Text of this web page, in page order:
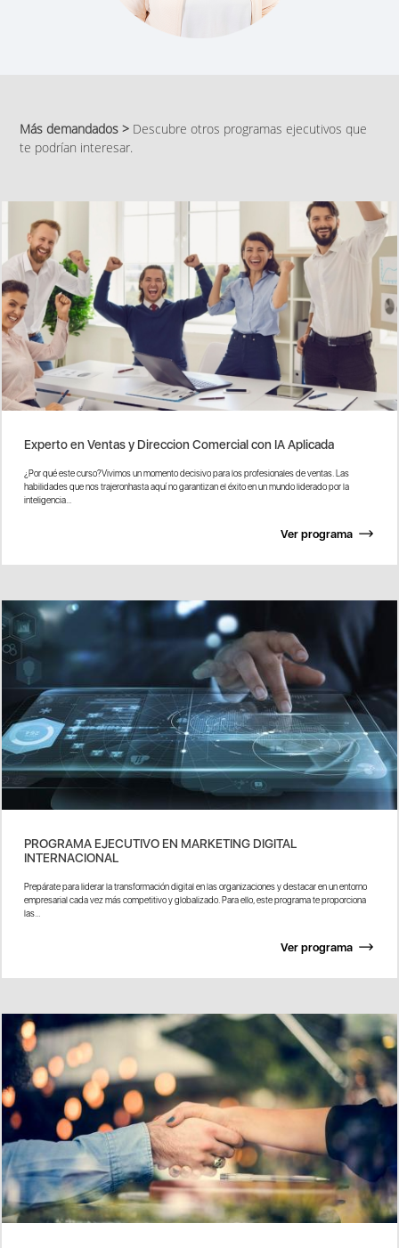
Más demandados > Descubre otros programas ejecutivos que
te podrían interesar.
Experto en Ventas y Direccion Comercial con IA Aplicada
¿Por qué este curso?Vivimos un momento decisivo para los profesionales de ventas. Las
habilidades que nos trajeronhasta aquí no garantizan el éxito en un mundo liderado por la
inteligencia...
Ver programa
PROGRAMA EJECUTIVO EN MARKETING DIGITAL
INTERNACIONAL
Prepárate para liderar la transformación digital en las organizaciones y destacar en un entorno
empresarial cada vez más competitivo y globalizado. Para ello, este programa te proporciona
las...
Ver programa